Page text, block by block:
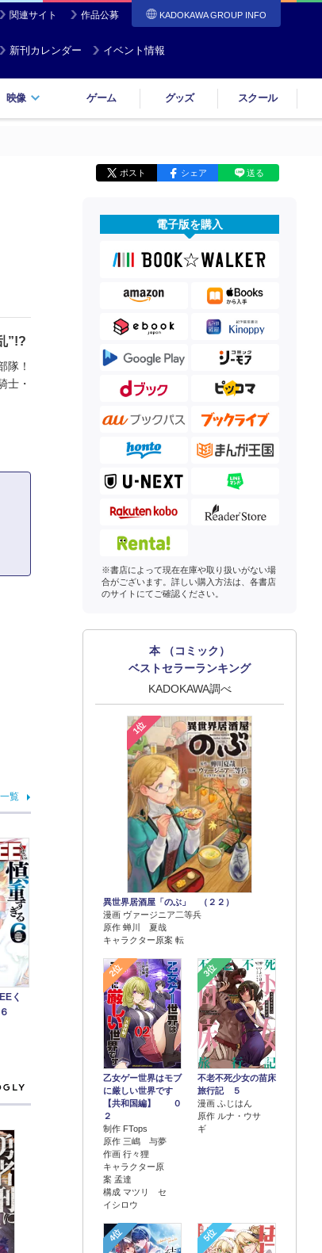
関連サイト 作品公募 KADOKAWA GROUP INFO
新刊カレンダー イベント情報
映像 ゲーム グッズ スクール
ポスト シェア 送る
”!?
隊！
士・
覧
く
電子版を購入
※書店によって現在在庫や取り扱いがない場
合がございます。詳しい購入方法は、各書店
のサイトにてご確認ください。
本 （コミック）
ベストセラーランキング
KADOKAWA調べ
1位
異世界居酒屋「のぶ」 （２２）
漫画 ヴァージニア二等兵
原作 蝉川 夏哉
キャラクター原案 転
2位
乙女ゲー世界はモブ
に厳しい世界です
【共和国編】 ０
２
制作 FTops
原作 三嶋 与夢
作画 行々狸
キャラクター原
案 孟達
構成 マツリ セ
イシロウ
3位
不老不死少女の苗床
旅行記 ５
漫画 ふじはん
原作 ルナ・ウサ
ギ
4位 5位